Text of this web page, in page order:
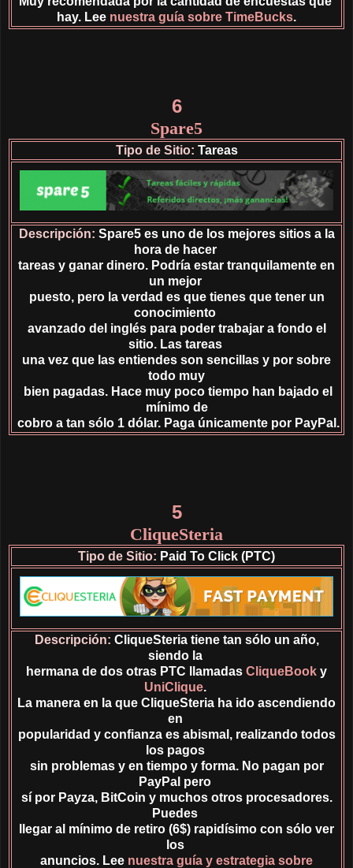
hay. Lee nuestra guía sobre TimeBucks.
6
Spare5
Tipo de Sitio: Tareas
Descripción: Spare5 es uno de los mejores sitios a la
hora de hacer
tareas y ganar dinero. Podría estar tranquilamente en
un mejor
puesto, pero la verdad es que tienes que tener un
conocimiento
avanzado del inglés para poder trabajar a fondo el
sitio. Las tareas
una vez que las entiendes son sencillas y por sobre
todo muy
bien pagadas. Hace muy poco tiempo han bajado el
mínimo de
cobro a tan sólo 1 dólar. Paga únicamente por PayPal.
5
CliqueSteria
Tipo de Sitio: Paid To Click (PTC)
Descripción: CliqueSteria tiene tan sólo un año,
siendo la
hermana de dos otras PTC llamadas CliqueBook y
UniClique.
La manera en la que CliqueSteria ha ido ascendiendo
en
popularidad y confianza es abismal, realizando todos
los pagos
sin problemas y en tiempo y forma. No pagan por
PayPal pero
sí por Payza, BitCoin y muchos otros procesadores.
Puedes
llegar al mínimo de retiro (6$) rapidísimo con sólo ver
los
anuncios. Lee nuestra guía y estrategia sobre